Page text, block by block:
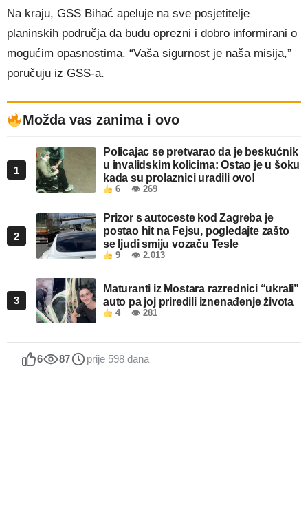
Na kraju, GSS Bihać apeluje na sve posjetitelje
planinskih područja da budu oprezni i dobro informirani o
mogućim opasnostima. “Vaša sigurnost je naša misija,”
poručuju iz GSS-a.
Možda vas zanima i ovo
1
Policajac se pretvarao da je beskućnik
u invalidskim kolicima: Ostao je u šoku
kada su prolaznici uradili ovo!
6 👁 269
2
Prizor s autoceste kod Zagreba je
postao hit na Fejsu, pogledajte zašto
se ljudi smiju vozaču Tesle
9 👁 2.013
3
Maturanti iz Mostara razrednici “ukrali”
auto pa joj priredili iznenađenje života
4 👁 281
6 87 prije 598 dana